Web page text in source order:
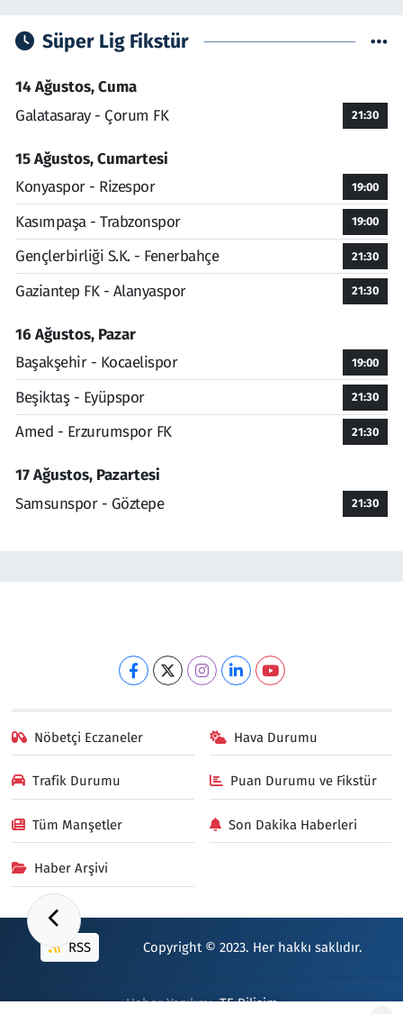
Süper Lig Fikstür
14 Ağustos, Cuma
Galatasaray - Çorum FK
21:30
15 Ağustos, Cumartesi
Konyaspor - Rizespor
19:00
Kasımpaşa - Trabzonspor 19:00
Gençlerbirliği S.K. - Fenerbahçe 21:30
Gaziantep FK - Alanyaspor 21:30
16 Ağustos, Pazar
Başakşehir - Kocaelispor
19:00
Beşiktaş - Eyüpspor 21:30
Amed - Erzurumspor FK 21:30
17 Ağustos, Pazartesi
Samsunspor - Göztepe
21:30
Nöbetçi Eczaneler Hava Durumu
Trafik Durumu Puan Durumu ve Fikstür
Tüm Manşetler Son Dakika Haberleri
Haber Arşivi
RSS Copyright © 2023. Her hakkı saklıdır.
Haber Yazılımı:TE Bilişim